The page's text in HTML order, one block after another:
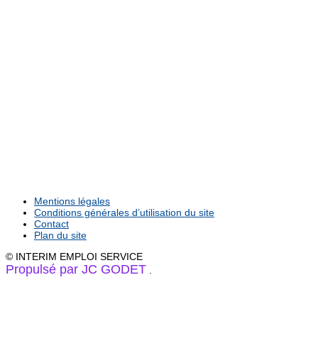
Mentions légales
Conditions générales d’utilisation du site
Contact
Plan du site
© INTERIM EMPLOI SERVICE
Propulsé par JC GODET